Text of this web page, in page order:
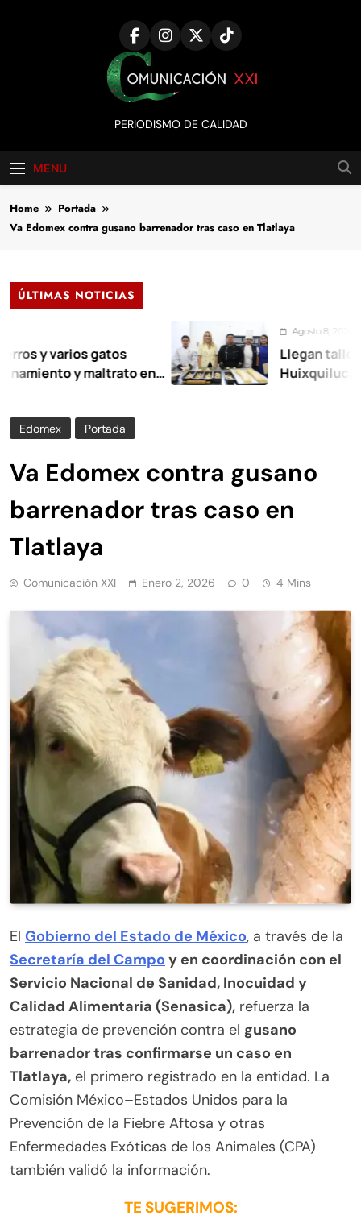
Comunicación
XXI
PERIODISMO DE CALIDAD
MENU
Home
Portada
Va Edomex contra gusano barrenador tras caso en Tlatlaya
ÚLTIMAS NOTICIAS
varios gatos
y maltrato en
Agosto 8, 2026
Llegan talleres de
Huixquilucan
Edomex Portada
Va Edomex contra gusano
barrenador tras caso en
Tlatlaya
Comunicación XXI Enero 2, 2026 0 4 Mins
El Gobierno del Estado de México, a través de la
Secretaría del Campo y en coordinación con el
Servicio Nacional de Sanidad, Inocuidad y
Calidad Alimentaria (Senasica), refuerza la
estrategia de prevención contra el gusano
barrenador tras confirmarse un caso en
Tlatlaya, el primero registrado en la entidad. La
Comisión México–Estados Unidos para la
Prevención de la Fiebre Aftosa y otras
Enfermedades Exóticas de los Animales (CPA)
también validó la información.
TE SUGERIMOS: